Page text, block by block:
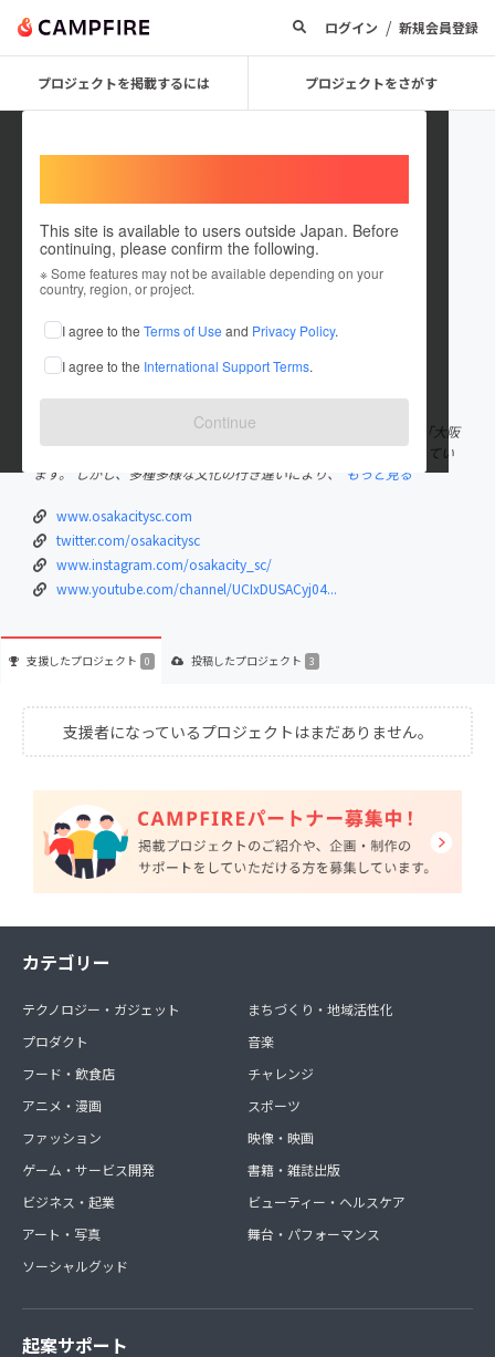
ログイン / 新規会員登録
プロジェクトを掲載するには プロジェクトをさがす
This site is available to users outside Japan. Before
continuing, please confirm the following.
※ Some features may not be available depending on your
country, region, or project.
I agree to the Terms of Use and Privacy Policy.
I agree to the International Support Terms.
Continue
OsakaCitySC
これまでに3件のプロジェクトを投稿しています
在住国：日本 現在地：大阪府
出身国：日本 出身地：未設定
大阪中央区をホームタウンに活動しているサッカークラブです。 「大阪
市中央区からJリーグへ」 大阪市中央区は多種多様な文化が共存してい
ます。 しかし、多種多様な文化の行き違いにより、
もっと見る
www.osakacitysc.com
twitter.com/osakacitysc
www.instagram.com/osakacity_sc/
www.youtube.com/channel/UCIxDUSACyj04...
支援したプロジェクト 0 投稿したプロジェクト 3
支援者になっているプロジェクトはまだありません。
カテゴリー
テクノロジー・ガジェット
プロダクト
フード・飲食店
アニメ・漫画
ファッション
ゲーム・サービス開発
ビジネス・起業
アート・写真
ソーシャルグッド
まちづくり・地域活性化
音楽
チャレンジ
スポーツ
映像・映画
書籍・雑誌出版
ビューティー・ヘルスケア
舞台・パフォーマンス
起案サポート